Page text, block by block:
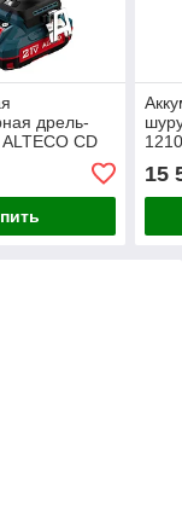
дрель-
CD
15